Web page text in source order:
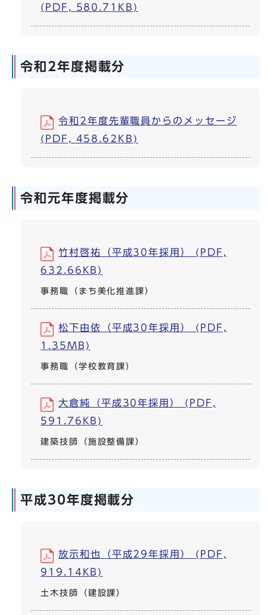
(PDF, 580.71KB)
令和2年度掲載分
令和2年度先輩職員からのメッセージ
(PDF, 458.62KB)
令和元年度掲載分
竹村啓祐（平成30年採用） (PDF,
632.66KB)
事務職（まち美化推進課）
松下由依（平成30年採用） (PDF,
1.35MB)
事務職（学校教育課）
大倉純（平成30年採用） (PDF,
591.76KB)
建築技師（施設整備課）
平成30年度掲載分
放示和也（平成29年採用） (PDF,
919.14KB)
土木技師（建設課）